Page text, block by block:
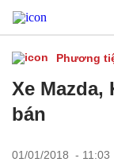
Phương
Xe
bán
01/01/2018 - 11:03